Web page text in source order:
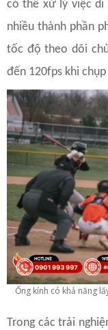
có thể xử lý việc di
nhiều thành phần
tốc độ theo dõi
đến 120fps khi
Ống kính có khả năng
Trong các trải